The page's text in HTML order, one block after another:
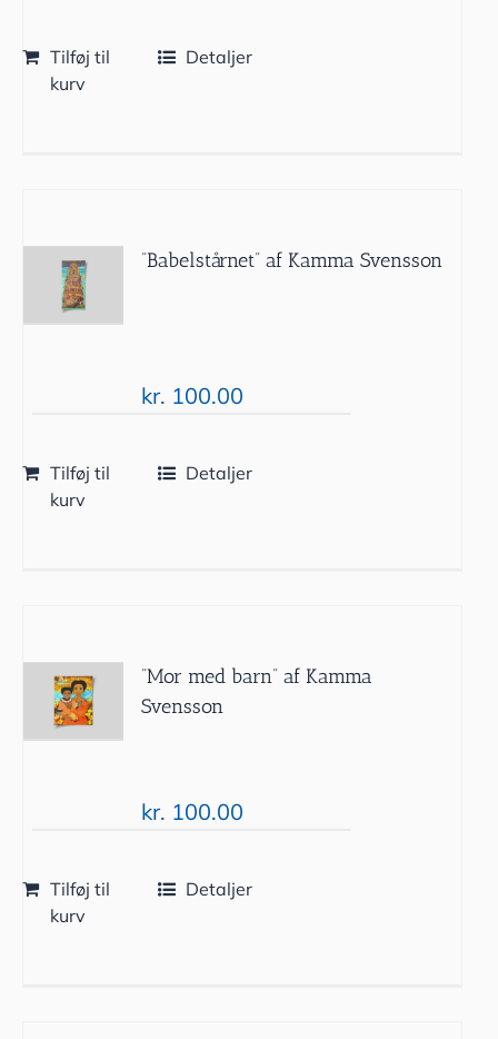
Tilføj til
kurv
Detaljer
”Babelstårnet” af Kamma Svensson
kr. 100.00
Tilføj til
kurv
Detaljer
”Mor med barn” af Kamma
Svensson
kr. 100.00
Tilføj til
kurv
Detaljer